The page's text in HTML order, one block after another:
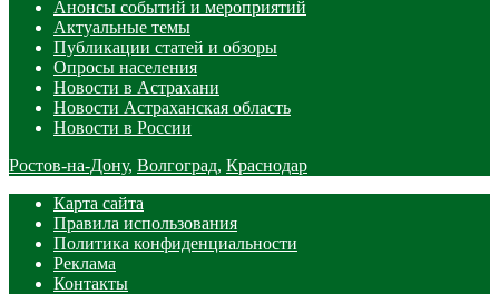
Анонсы событий и мероприятий
Актуальные темы
Публикации статей и обзоры
Опросы населения
Новости в Астрахани
Новости Астраханская область
Новости в России
Ростов-на-Дону, Волгоград, Краснодар
Карта сайта
Правила использования
Политика конфиденциальности
Реклама
Контакты